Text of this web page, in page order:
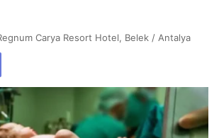
Carya Resort Hotel, Belek / Antalya